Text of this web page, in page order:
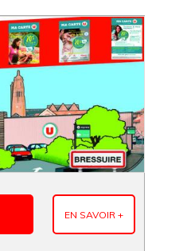
EN SAVOIR +